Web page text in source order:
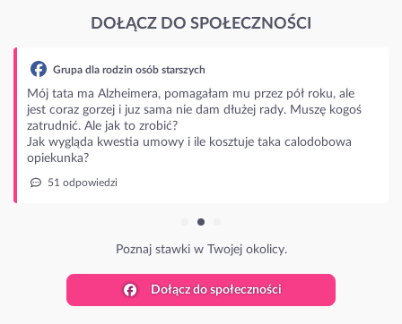
DOŁĄCZ DO SPOŁECZNOŚCI
Grupa dla rodzin osób starszych
Mój tata ma Alzheimera, pomagałam mu przez pół roku, ale
jest coraz gorzej i juz sama nie dam dłużej rady. Muszę kogoś
zatrudnić. Ale jak to zrobić?
Jak wygląda kwestia umowy i ile kosztuje taka calodobowa
opiekunka?
51 odpowiedzi
Poznaj stawki w Twojej okolicy.
Dołącz do społeczności